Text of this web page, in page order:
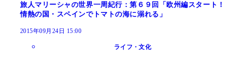
旅人マリーシャの世界一周紀行：第６９回「欧州編スタート！
情熱の国・スペインでトマトの海に溺れる」
2015年09月24日 15:00
ライフ・文化